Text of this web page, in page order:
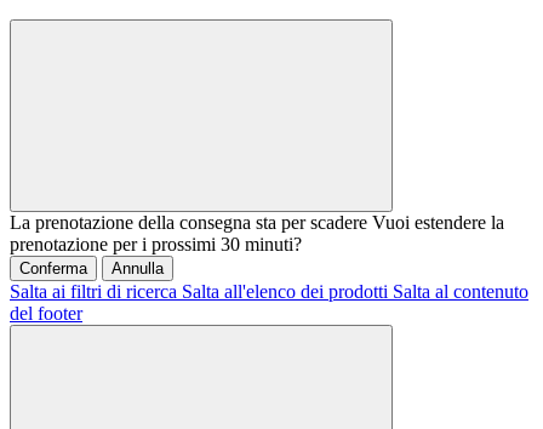
La prenotazione della consegna sta per scadere Vuoi estendere la
prenotazione per i prossimi 30 minuti?
Conferma Annulla
Salta ai filtri di ricerca Salta all'elenco dei prodotti Salta al contenuto
del footer